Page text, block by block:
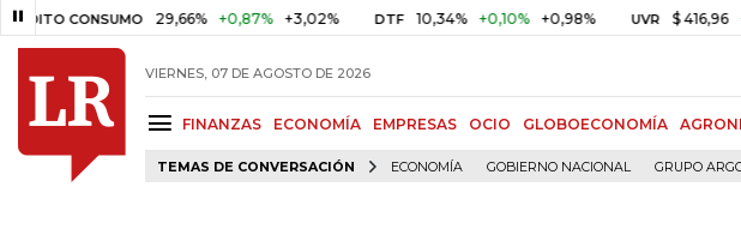
CONSUMO 29,66% +0,87% +3,02% DTF 10,34% +0,10% +0,98% UVR $ 416,96 +$ 0,05
VIERNES, 07 DE AGOSTO DE 2026
FINANZAS ECONOMÍA EMPRESAS OCIO GLOBOECONOMÍA
TEMAS DE CONVERSACIÓN ECONOMÍA GOBIERNO NACIONAL GRUPO